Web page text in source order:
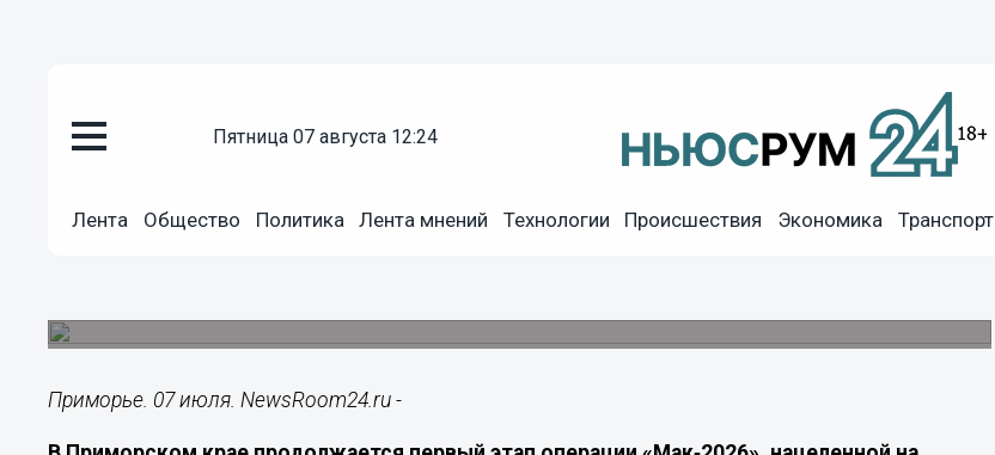
пятница 07 августа 12:24
Лента Общество Политика Лента мнений Технологии Происшествия Экономика Транспорт
Происшествия
В Приморье изъяли крупную партию конопли в огороде
Приморье. 07 июля. NewsRoom24.ru -